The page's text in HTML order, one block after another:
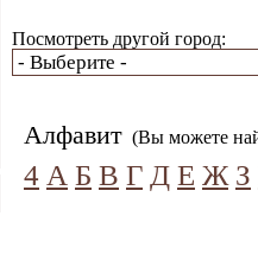
Посмотреть другой город:
Алфавит (Вы можете
4 А Б В Г Д Е Ж З